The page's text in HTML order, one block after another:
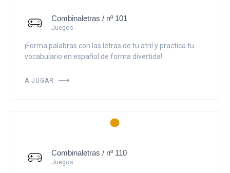
Combinaletras / nº 101
Juegos
¡Forma palabras con las letras de tu atril y practica tu
vocabulario en español de forma divertida!
A JUGAR
Combinaletras / nº 110
Juegos